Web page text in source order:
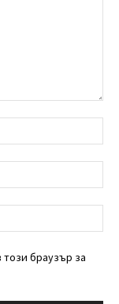
браузър за